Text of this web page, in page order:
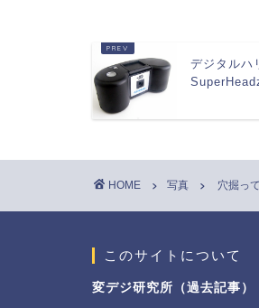
デジタルハ
HOME 写真 穴掘っ
このサイトについて
変デジ研究所（過去記事）